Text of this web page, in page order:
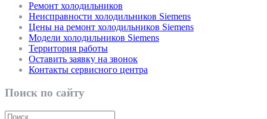
Ремонт холодильников
Неисправности холодильников Siemens
Цены на ремонт холодильников Siemens
Модели холодильников Siemens
Территория работы
Оставить заявку на звонок
Контакты сервисного центра
Поиск по сайту